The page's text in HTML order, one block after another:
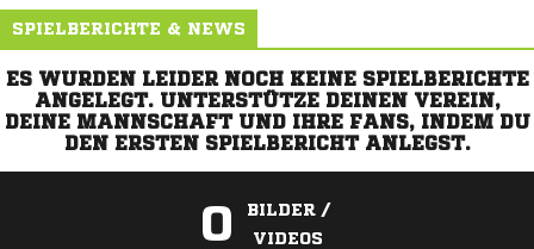
SPIELBERICHTE & NEWS
ES WURDEN LEIDER NOCH KEINE SPIELBERICHTE
ANGELEGT. UNTERSTÜTZE DEINEN VEREIN,
DEINE MANNSCHAFT UND IHRE FANS, INDEM DU
DEN ERSTEN SPIELBERICHT ANLEGST.
0
BILDER /
VIDEOS